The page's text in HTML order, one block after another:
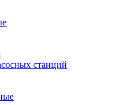
станций